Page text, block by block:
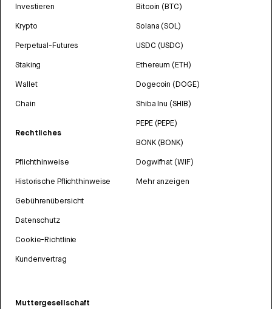
Investieren
Krypto
Perpetual-Futures
Staking
Wallet
Chain
Rechtliches
Pflichthinweise
Historische Pflichthinweise
Gebührenübersicht
Datenschutz
Cookie-Richtlinie
Kundenvertrag
Bitcoin (BTC)
Solana (SOL)
USDC (USDC)
Ethereum (ETH)
Dogecoin (DOGE)
Shiba Inu (SHIB)
PEPE (PEPE)
BONK (BONK)
Dogwifhat (WIF)
Mehr anzeigen
Muttergesellschaft